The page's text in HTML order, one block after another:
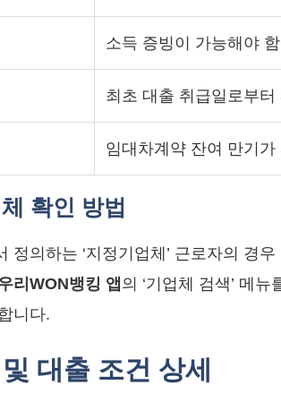
소득 증빙이 가능해야 함
최초 대출 취급일로부터
임대차계약 잔여 만기
확인 방법
정의하는 ‘지정기업체’ 근로자의 경
리WON뱅킹 앱 의 ‘기업체 검색’ 메
니다.
대출 조건 상세